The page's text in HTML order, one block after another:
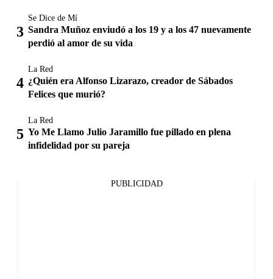
Se Dice de Mí
Sandra Muñoz enviudó a los 19 y a los 47 nuevamente
perdió al amor de su vida
La Red
¿Quién era Alfonso Lizarazo, creador de Sábados
Felices que murió?
La Red
Yo Me Llamo Julio Jaramillo fue pillado en plena
infidelidad por su pareja
PUBLICIDAD